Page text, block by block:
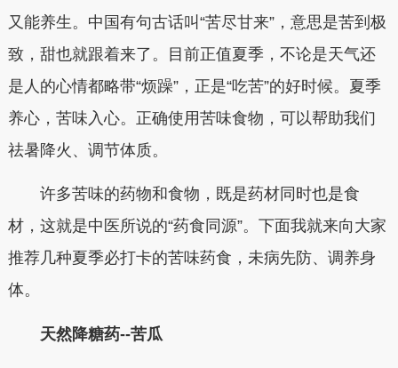
又能养生。中国有句古话叫“苦尽甘来”，意思是苦到极
致，甜也就跟着来了。目前正值夏季，不论是天气还
是人的心情都略带“烦躁”，正是“吃苦”的好时候。夏季
养心，苦味入心。正确使用苦味食物，可以帮助我们
祛暑降火、调节体质。
许多苦味的药物和食物，既是药材同时也是食
材，这就是中医所说的“药食同源”。下面我就来向大家
推荐几种夏季必打卡的苦味药食，未病先防、调养身
体。
天然降糖药--苦瓜